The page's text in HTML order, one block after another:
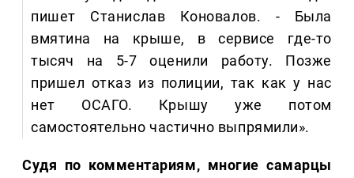
пишет Станислав Коновалов. - Была
вмятина на крыше, в сервисе где-то
тысяч на 5-7 оценили работу. Позже
пришел отказ из полиции, так как у нас
нет ОСАГО. Крышу уже потом
самостоятельно частично выпрямили».
Судя по комментариям, многие самарцы